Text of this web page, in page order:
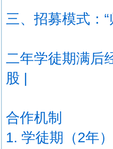
三、招募模式：
二年学徒期满后
股 |
合作机制
1. 学徒期（2年）